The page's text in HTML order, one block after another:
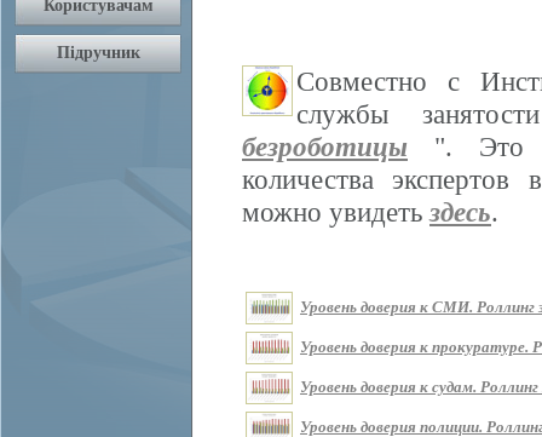
Совместно с
службы
безроботицы ". Это
количества
можно увидетьздесь.
Уровень доверия к СМИ. Роллинг
Уровень доверия к прокуратуре.
Уровень доверия к судам.
Уровень доверия полиции.